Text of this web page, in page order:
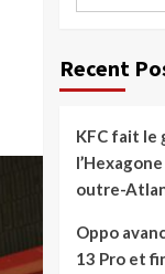
Recent
KFC fait le
outre-
Oppo
13 Pro et